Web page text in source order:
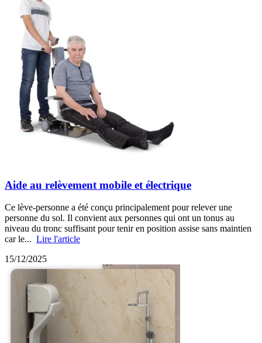
Aide au relèvement mobile et électrique
Ce lève-personne a été conçu principalement pour relever une
personne du sol. Il convient aux personnes qui ont un tonus au
niveau du tronc suffisant pour tenir en position assise sans maintien
car le... Lire l'article
15/12/2025